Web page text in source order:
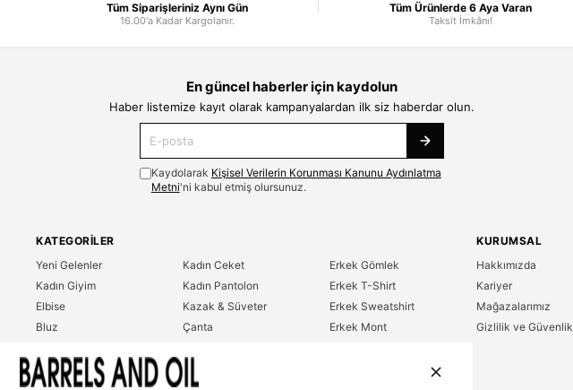
Tüm Siparişleriniz Aynı Gün
16.00'a Kadar Kargolanır.
Tüm Ürünlerde 6 Aya Varan
Taksit İmkânı!
En güncel haberler için kaydolun
Haber listemize kayıt olarak kampanyalardan ilk siz haberdar olun.
Kaydolarak Kişisel Verilerin Korunması Kanunu Aydınlatma
Metni'ni kabul etmiş olursunuz.
KATEGORILER
Yeni Gelenler
Kadın Giyim
Elbise
Bluz
T-Shirt
Kadın Ceket
Kadın Pantolon
Kazak & Süveter
Çanta
Erkek Gömlek
Erkek T-Shirt
Erkek Sweatshirt
Erkek Mont
KURUMSAL
Hakkımızda
Kariyer
Mağazalarımız
Gizlilik ve Güvenlik